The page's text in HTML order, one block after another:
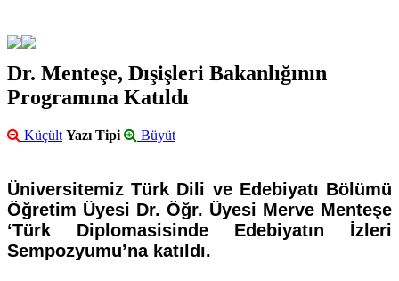
Dr. Menteşe, Dışişleri Bakanlığının
Programına Katıldı
Küçült Yazı Tipi Büyüt
Üniversitemiz Türk Dili ve Edebiyatı Bölümü
Öğretim Üyesi Dr. Öğr. Üyesi Merve Menteşe
‘Türk Diplomasisinde Edebiyatın İzleri
Sempozyumu’na katıldı.